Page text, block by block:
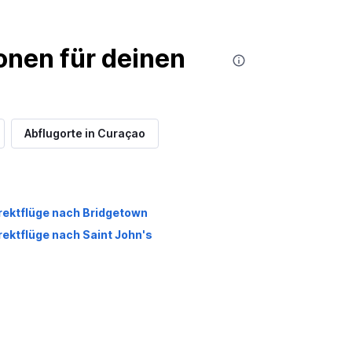
für deinen
Abflugorte in Curaçao
nach Bridgetown
nach Saint John's